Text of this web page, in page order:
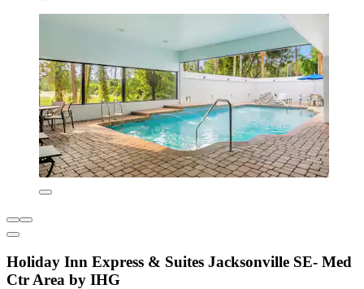
Holiday Inn Express & Suites Jacksonville SE- Med
Ctr Area by IHG